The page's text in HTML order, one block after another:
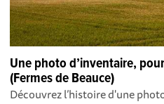
Une photo d’inventaire,
(Fermes de Beauce)
Découvrez l’histoire d'une